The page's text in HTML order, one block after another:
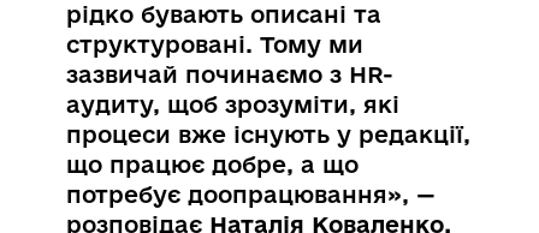
рідко бувають описані та
структуровані. Тому ми
зазвичай починаємо з HR-
аудиту, щоб зрозуміти, які
процеси вже існують у редакції,
що працює добре, а що
потребує доопрацювання», —
розповідає Наталія Коваленко,